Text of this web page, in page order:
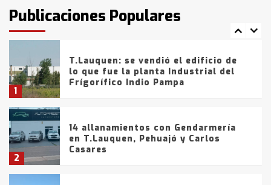
Publicaciones Populares
fueron detenidos por
comercialización de drogas en la
tarde del sábado
1
T.Lauquen: se vendió el edificio de
lo que fue la planta Industrial del
Frígorífico Indio Pampa
2
14 allanamientos con Gendarmería
en T.Lauquen, Pehuajó y Carlos
Casares